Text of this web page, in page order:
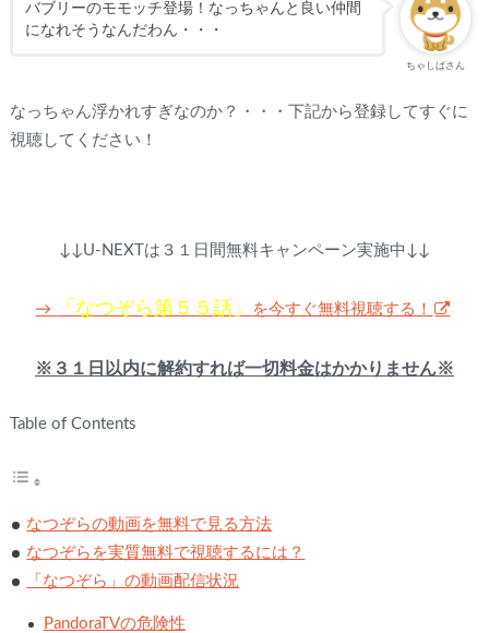
ちゃしばさん
バブリーのモモッチ登場！なっちゃんと良い仲間
になれそうなんだわん・・・
なっちゃん浮かれすぎなのか？・・・下記から登録してすぐに
視聴してください！
↓↓U-NEXTは３１日間無料キャンペーン実施中↓↓
→ 「なつぞら第５５話」 を今すぐ無料視聴する！
※３１日以内に解約すれば一切料金はかかりません※
Table of Contents
なつぞらの動画を無料で見る方法
なつぞらを実質無料で視聴するには？
「なつぞら」の動画配信状況
PandoraTVの危険性